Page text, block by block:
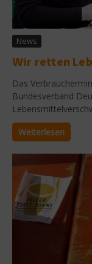
News
Wir retten
Das
Bundesverband
Weiterlesen